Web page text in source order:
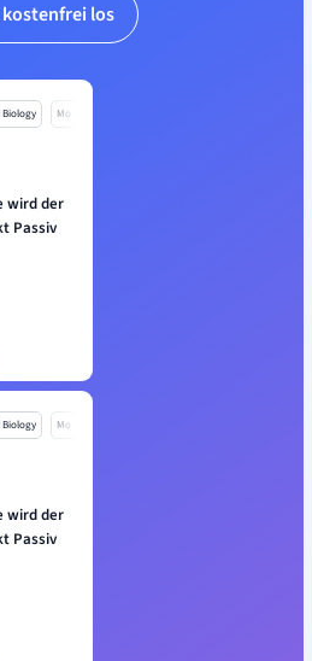
kostenfrei los
Biology Mo
wird der
Passiv
Biology Mo
wird der
Passiv